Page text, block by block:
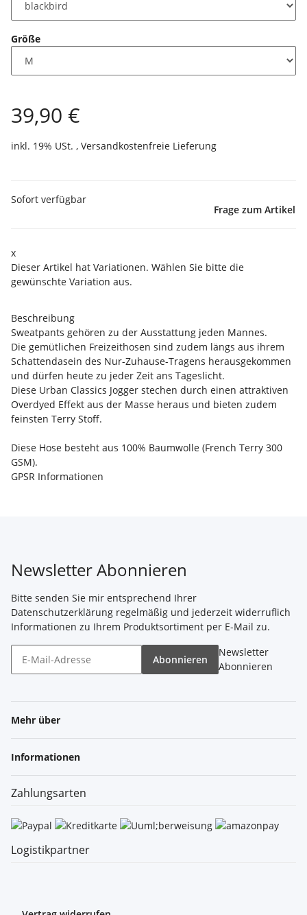
Größe
39,90 €
inkl. 19% USt. , Versandkostenfreie Lieferung
Sofort verfügbar
Frage zum Artikel
x
Dieser Artikel hat Variationen. Wählen Sie bitte die
gewünschte Variation aus.
Beschreibung
Sweatpants gehören zu der Ausstattung jeden Mannes.
Die gemütlichen Freizeithosen sind zudem längs aus ihrem
Schattendasein des Nur-Zuhause-Tragens herausgekommen
und dürfen heute zu jeder Zeit ans Tageslicht.
Diese Urban Classics Jogger stechen durch einen attraktiven
Overdyed Effekt aus der Masse heraus und bieten zudem
feinsten Terry Stoff.
Diese Hose besteht aus 100% Baumwolle (French Terry 300
GSM).
GPSR Informationen
Newsletter Abonnieren
Bitte senden Sie mir entsprechend Ihrer
Datenschutzerklärung regelmäßig und jederzeit widerruflich
Informationen zu Ihrem Produktsortiment per E-Mail zu.
Abonnieren
Newsletter
Abonnieren
Mehr über
Informationen
Zahlungsarten
Logistikpartner